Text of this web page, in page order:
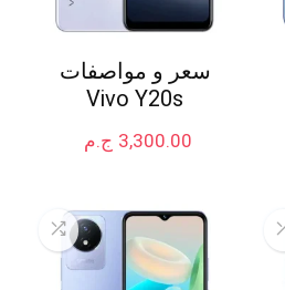
سعر و مواصفات
Vivo Y20s
ج.م 3,300.00